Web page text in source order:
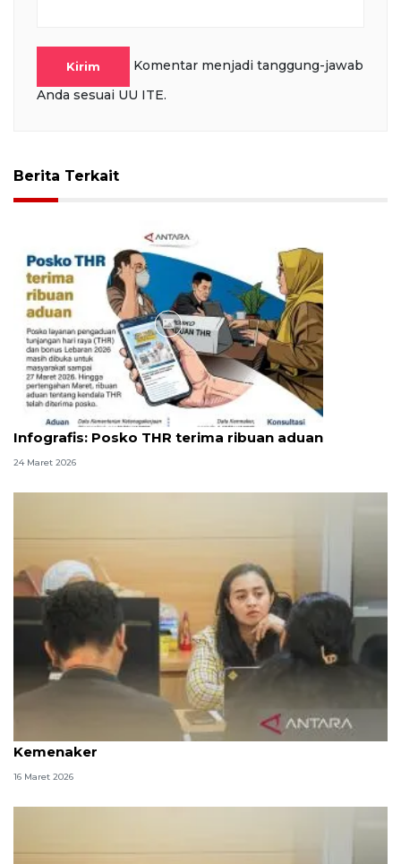
Kirim
Komentar menjadi tanggung-jawab
Anda sesuai UU ITE.
Berita Terkait
Infografik
Infografis: Posko THR terima ribuan aduan
24 Maret 2026
Lebih 500 pekerja konsultasi soal THR ke posko
Kemenaker
16 Maret 2026